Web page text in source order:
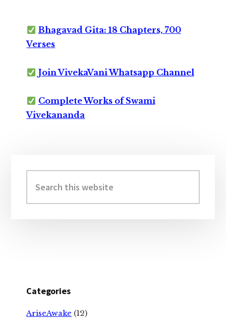
Bhagavad Gita: 18 Chapters, 700
Verses
Join VivekaVani Whatsapp Channel
Complete Works of Swami
Vivekananda
Sidebar
this
website
Categories
AriseAwake (12)